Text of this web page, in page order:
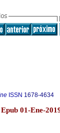
ISSN 1678-4634
01-Ene-